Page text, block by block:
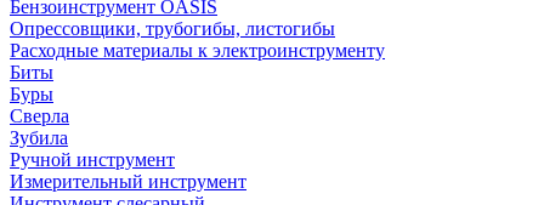
Бензоинструмент OASIS
Опрессовщики, трубогибы, листогибы
Расходные материалы к электроинструменту
Биты
Буры
Сверла
Зубила
Ручной инструмент
Измерительный инструмент